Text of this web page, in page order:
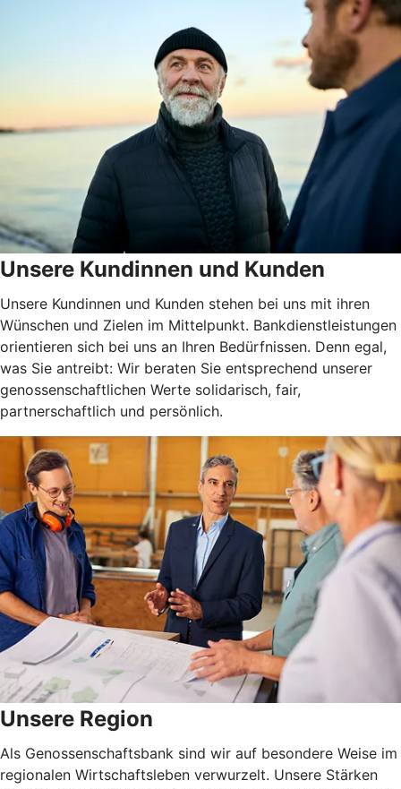
Unsere Kundinnen und Kunden
Unsere Kundinnen und Kunden stehen bei uns mit ihren
Wünschen und Zielen im Mittelpunkt. Bankdienstleistungen
orientieren sich bei uns an Ihren Bedürfnissen. Denn egal,
was Sie antreibt: Wir beraten Sie entsprechend unserer
genossenschaftlichen Werte solidarisch, fair,
partnerschaftlich und persönlich.
Unsere Region
Als Genossenschaftsbank sind wir auf besondere Weise im
regionalen Wirtschaftsleben verwurzelt. Unsere Stärken